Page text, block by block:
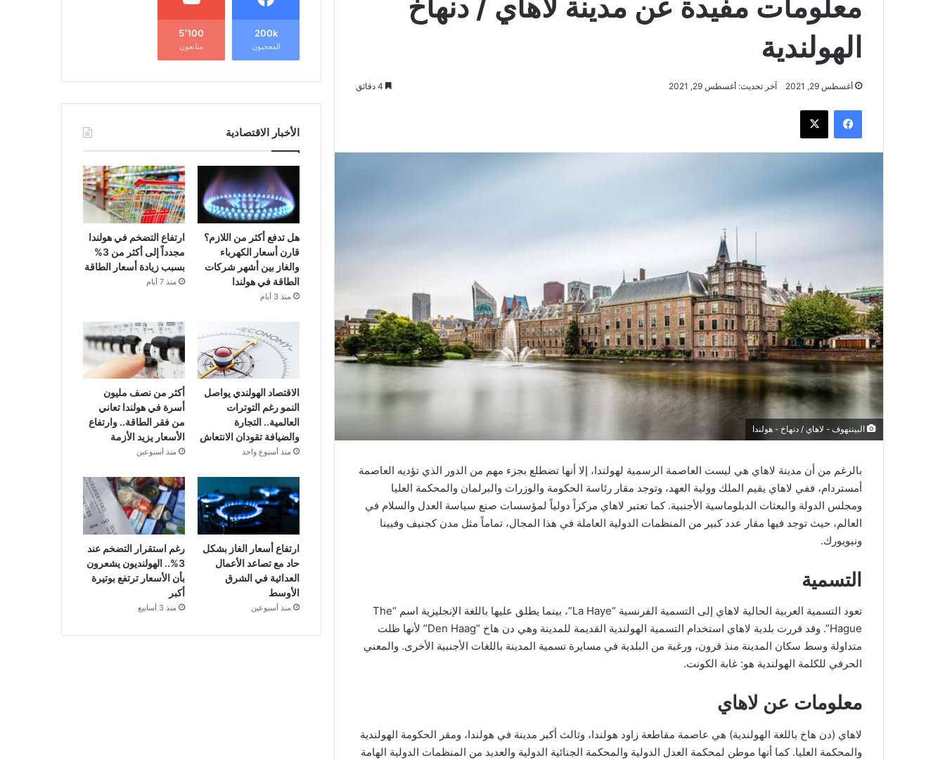
معلومات مفيدة عن مدينة لاهاي / دنهاخ
الهولندية
أغسطس 29, 2021 آخر تحديث: أغسطس 29, 2021
فيسبوك ‫X
البيننهوف - لاهاي / دنهاخ - هولندا
بالرغم من أن مدينة لاهاي هي ليست العاصمة الرسمية لهولندا، إلا أنها تضطلع بجزء مهم من الدور الذي تؤديه العاصمة
أمستردام، ففي لاهاي يقيم الملك وولية العهد، وتوجد مقار رئاسة الحكومة والوزرات والبرلمان والمحكمة العليا
ومجلس الدولة والبعثات الدبلوماسية الأجنبية. كما تعتبر لاهاي مركزاً دولياً لمؤسسات صنع سياسة العدل والسلام في
العالم، حيث توجد فيها مقار عدد كبير من المنظمات الدولية العاملة في هذا المجال، تماماً مثل مدن كجنيف وفيينا
ونيويورك.
التسمية
تعود التسمية العربية الحالية لاهاي إلى التسمية الفرنسية “La Haye”، بينما يطلق عليها باللغة الإنجليزية اسم “The
Hague”. وقد قررت بلدية لاهاي استخدام التسمية الهولندية القديمة للمدينة وهي دن هاخ “Den Haag” لأنها ظلت
متداولة وسط سكان المدينة منذ قرون، ورغبة من البلدية في مسايرة تسمية المدينة باللغات الأجنبية الأخرى. والمعني
الحرفي للكلمة الهولندية هو: غابة الكونت.
معلومات عن لاهاي
لاهاي (دن هاخ باللغة الهولندية) هي عاصمة مقاطعة زاود هولندا، وثالث أكبر مدينة في هولندا، ومقر الحكومة الهولندية
والمحكمة العليا. كما أنها موطن لمحكمة العدل الدولية والمحكمة الجنائية الدولية والعديد من المنظمات الدولية الهامة
200k
المعجبون
5٬100
متابعون
الأخبار الاقتصادية
هل تدفع أكثر من اللازم؟
قارن أسعار الكهرباء
والغاز بين أشهر شركات
الطاقة في هولندا
منذ 3 أيام
ارتفاع التضخم في هولندا
مجدداً إلى أكثر من 3%
بسبب زيادة أسعار الطاقة
منذ 7 أيام
الاقتصاد الهولندي يواصل
النمو رغم التوترات
العالمية.. التجارة
والضيافة تقودان الانتعاش
منذ أسبوع واحد
أكثر من نصف مليون
أسرة في هولندا تعاني
من فقر الطاقة.. وارتفاع
الأسعار يزيد الأزمة
منذ أسبوعين
ارتفاع أسعار الغاز بشكل
حاد مع تصاعد الأعمال
العدائية في الشرق
الأوسط
منذ أسبوعين
رغم استقرار التضخم عند
3%.. الهولنديون يشعرون
بأن الأسعار ترتفع بوتيرة
أكبر
منذ 3 أسابيع